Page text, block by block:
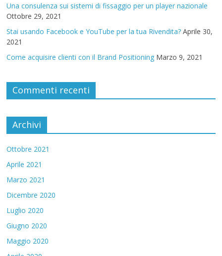
Una consulenza sui sistemi di fissaggio per un player nazionale
Ottobre 29, 2021
Stai usando Facebook e YouTube per la tua Rivendita? Aprile 30,
2021
Come acquisire clienti con il Brand Positioning Marzo 9, 2021
Commenti recenti
Archivi
Ottobre 2021
Aprile 2021
Marzo 2021
Dicembre 2020
Luglio 2020
Giugno 2020
Maggio 2020